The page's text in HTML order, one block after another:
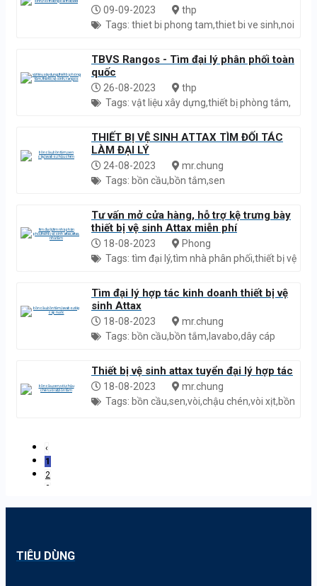
09-09-2023
thp
TBVS Rangos - Tìm đại lý phân phối toàn
quốc
26-08-2023
thp
THIẾT BỊ VỆ SINH ATTAX TÌM ĐỐI TÁC
LÀM ĐẠI LÝ
24-08-2023
mr.chung
Tư vấn mở cửa hàng, hỗ trợ kệ trưng bày
thiết bị vệ sinh Attax miễn phí
18-08-2023
Phong
Tìm đại lý hợp tác kinh doanh thiết bị vệ
sinh Attax
18-08-2023
mr.chung
Thiết bị vệ sinh attax tuyển đại lý hợp tác
18-08-2023
mr.chung
‹
1
2
3
TIÊU DÙNG